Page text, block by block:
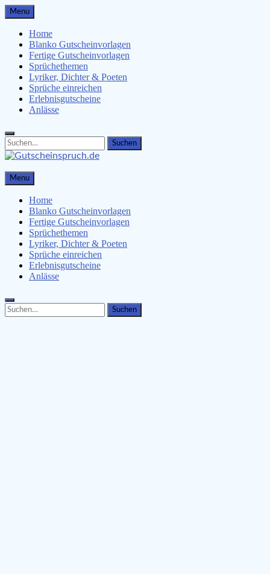
Skip
to
content
Menu
Home
Blanko Gutscheinvorlagen
Fertige Gutscheinvorlagen
Sprüchethemen
Lyriker, Dichter & Poeten
Sprüche einreichen
Erlebnisgutscheine
Anlässe
Search
for:
Search
Gutscheinspruch.de
Gutscheinsprüche & Gutscheinvorlagen finden
Menu
Home
Blanko Gutscheinvorlagen
Fertige Gutscheinvorlagen
Sprüchethemen
Lyriker, Dichter & Poeten
Sprüche einreichen
Erlebnisgutscheine
Anlässe
Search
for:
Search